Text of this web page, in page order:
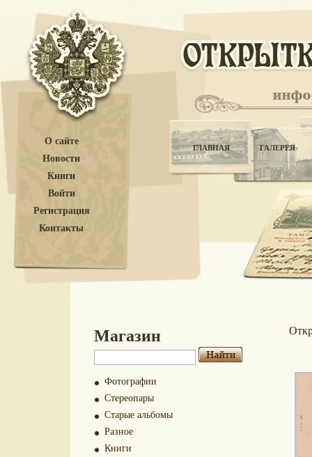
О сайте
Новости
Книги
Войти
Регистрация
Контакты
ГЛАВНАЯ ГАЛЕРЕЯ
Магазин
Фотографии
Стереопары
Старые альбомы
Разное
Книги